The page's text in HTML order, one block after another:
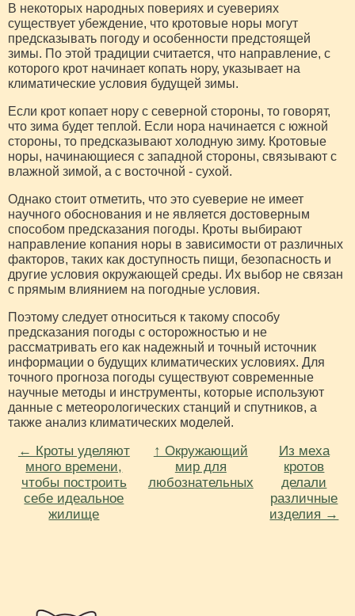
В некоторых народных повериях и суевериях
существует убеждение, что кротовые норы могут
предсказывать погоду и особенности предстоящей
зимы. По этой традиции считается, что направление, с
которого крот начинает копать нору, указывает на
климатические условия будущей зимы.
Если крот копает нору с северной стороны, то говорят,
что зима будет теплой. Если нора начинается с южной
стороны, то предсказывают холодную зиму. Кротовые
норы, начинающиеся с западной стороны, связывают с
влажной зимой, а с восточной - сухой.
Однако стоит отметить, что это суеверие не имеет
научного обоснования и не является достоверным
способом предсказания погоды. Кроты выбирают
направление копания норы в зависимости от различных
факторов, таких как доступность пищи, безопасность и
другие условия окружающей среды. Их выбор не связан
с прямым влиянием на погодные условия.
Поэтому следует относиться к такому способу
предсказания погоды с осторожностью и не
рассматривать его как надежный и точный источник
информации о будущих климатических условиях. Для
точного прогноза погоды существуют современные
научные методы и инструменты, которые используют
данные с метеорологических станций и спутников, а
также анализ климатических моделей.
← Кроты уделяют
много времени,
чтобы построить
себе идеальное
жилище
↑ Окружающий
мир для
любознательных
Из меха
кротов
делали
различные
изделия →